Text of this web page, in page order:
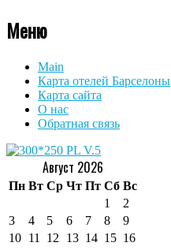
Меню
Main
Карта отелей Барселоны
Карта сайта
О нас
Обратная связь
Август 2026
Пн Вт Ср Чт Пт Сб Вс
1
2
3
4 5 6 7 8
9
10 11 12 13 14 15 16